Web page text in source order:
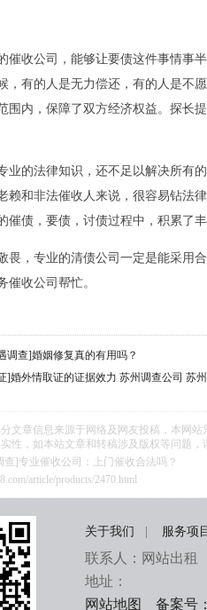
催收公司，能够让要债这件事情事
，有的人是无力偿还，有的人是不
围内，保障了双方经济权益。探长
业的法律知识，还不足以解决所有
赖和非法催收人来说，很容易钻法
催债，要债，讨债过程中，积累了
畏，专业的清债公司一定是能采用
催收公司帮忙。
调查]婚姻修复真的有用吗？
]婚外情取证的证据效力 苏州调查公司 苏
文章信息来源于网络及网友投稿，本网
性，如本站文章和转稿涉及版权等问题，
]专业催收公司：上门催收合法吗？
article/products/2470.html
关于我们 服务项目
联系人：网站出租
地址：
网站地图
备案号：